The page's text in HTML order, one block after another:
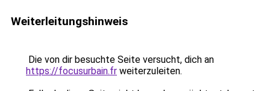
Weiterleitungshinweis
Die von dir besuchte Seite versucht, dich an
https://focusurbain.fr weiterzuleiten.